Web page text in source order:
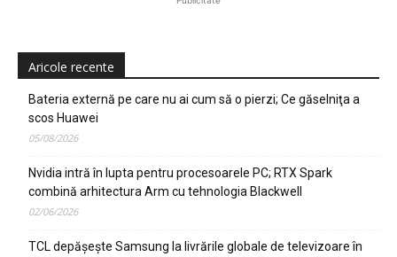
Aricole recente
Bateria externă pe care nu ai cum să o pierzi; Ce găselniţa a
scos Huawei
05/08/2026
Nvidia intră în lupta pentru procesoarele PC; RTX Spark
combină arhitectura Arm cu tehnologia Blackwell
02/06/2026
TCL depășește Samsung la livrările globale de televizoare în